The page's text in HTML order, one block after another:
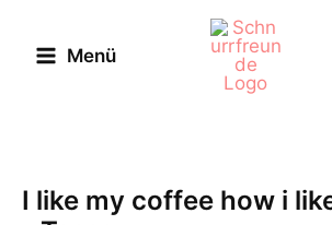
Inhalt
Menü
I like my coffee how i